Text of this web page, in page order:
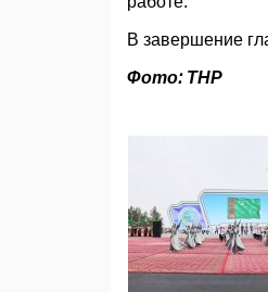
В завершение
Фото: ТНР